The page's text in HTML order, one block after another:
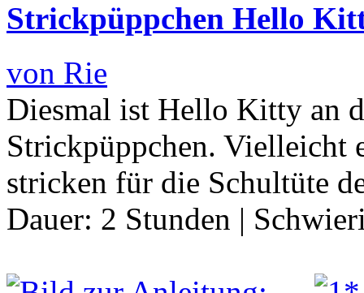
Strickpüppchen Hello
von Rie
Diesmal ist Hello Kitty an
Strickpüppchen. Vielleicht
stricken für die Schultüte
Dauer: 2 Stunden |